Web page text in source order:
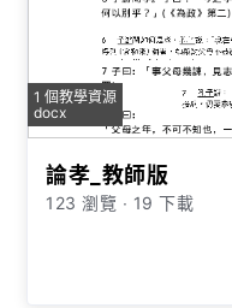
1 個教學資源
docx
論孝_教師版
123 瀏覽 ∙ 19 下載